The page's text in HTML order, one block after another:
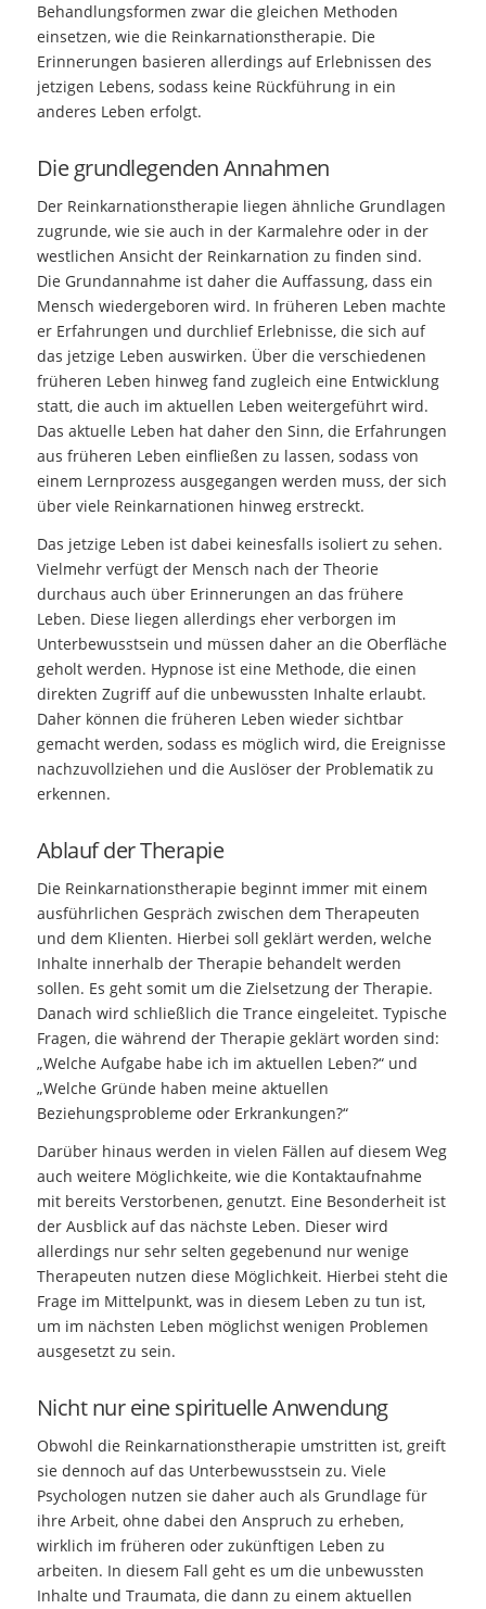
Behandlungsformen zwar die gleichen Methoden
einsetzen, wie die Reinkarnationstherapie. Die
Erinnerungen basieren allerdings auf Erlebnissen des
jetzigen Lebens, sodass keine Rückführung in ein
anderes Leben erfolgt.
Die grundlegenden Annahmen
Der Reinkarnationstherapie liegen ähnliche Grundlagen
zugrunde, wie sie auch in der Karmalehre oder in der
westlichen Ansicht der Reinkarnation zu finden sind.
Die Grundannahme ist daher die Auffassung, dass ein
Mensch wiedergeboren wird. In früheren Leben machte
er Erfahrungen und durchlief Erlebnisse, die sich auf
das jetzige Leben auswirken. Über die verschiedenen
früheren Leben hinweg fand zugleich eine Entwicklung
statt, die auch im aktuellen Leben weitergeführt wird.
Das aktuelle Leben hat daher den Sinn, die Erfahrungen
aus früheren Leben einfließen zu lassen, sodass von
einem Lernprozess ausgegangen werden muss, der sich
über viele Reinkarnationen hinweg erstreckt.
Das jetzige Leben ist dabei keinesfalls isoliert zu sehen.
Vielmehr verfügt der Mensch nach der Theorie
durchaus auch über Erinnerungen an das frühere
Leben. Diese liegen allerdings eher verborgen im
Unterbewusstsein und müssen daher an die Oberfläche
geholt werden. Hypnose ist eine Methode, die einen
direkten Zugriff auf die unbewussten Inhalte erlaubt.
Daher können die früheren Leben wieder sichtbar
gemacht werden, sodass es möglich wird, die Ereignisse
nachzuvollziehen und die Auslöser der Problematik zu
erkennen.
Ablauf der Therapie
Die Reinkarnationstherapie beginnt immer mit einem
ausführlichen Gespräch zwischen dem Therapeuten
und dem Klienten. Hierbei soll geklärt werden, welche
Inhalte innerhalb der Therapie behandelt werden
sollen. Es geht somit um die Zielsetzung der Therapie.
Danach wird schließlich die Trance eingeleitet. Typische
Fragen, die während der Therapie geklärt worden sind:
„Welche Aufgabe habe ich im aktuellen Leben?“ und
„Welche Gründe haben meine aktuellen
Beziehungsprobleme oder Erkrankungen?“
Darüber hinaus werden in vielen Fällen auf diesem Weg
auch weitere Möglichkeite, wie die Kontaktaufnahme
mit bereits Verstorbenen, genutzt. Eine Besonderheit ist
der Ausblick auf das nächste Leben. Dieser wird
allerdings nur sehr selten gegebenund nur wenige
Therapeuten nutzen diese Möglichkeit. Hierbei steht die
Frage im Mittelpunkt, was in diesem Leben zu tun ist,
um im nächsten Leben möglichst wenigen Problemen
ausgesetzt zu sein.
Nicht nur eine spirituelle Anwendung
Obwohl die Reinkarnationstherapie umstritten ist, greift
sie dennoch auf das Unterbewusstsein zu. Viele
Psychologen nutzen sie daher auch als Grundlage für
ihre Arbeit, ohne dabei den Anspruch zu erheben,
wirklich im früheren oder zukünftigen Leben zu
arbeiten. In diesem Fall geht es um die unbewussten
Inhalte und Traumata, die dann zu einem aktuellen